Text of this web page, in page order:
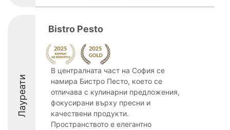
Лауреати
Bistro Pesto
В централната част на София се
намира Бистро Песто, което се
отличава с кулинарни предложения,
фокусирани върху пресни и
качествени продукти.
Пространството е елегантно